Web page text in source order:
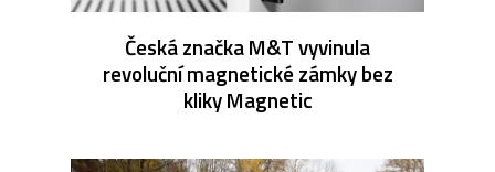
Česká značka M&T vyvinula
revoluční magnetické zámky bez
kliky Magnetic